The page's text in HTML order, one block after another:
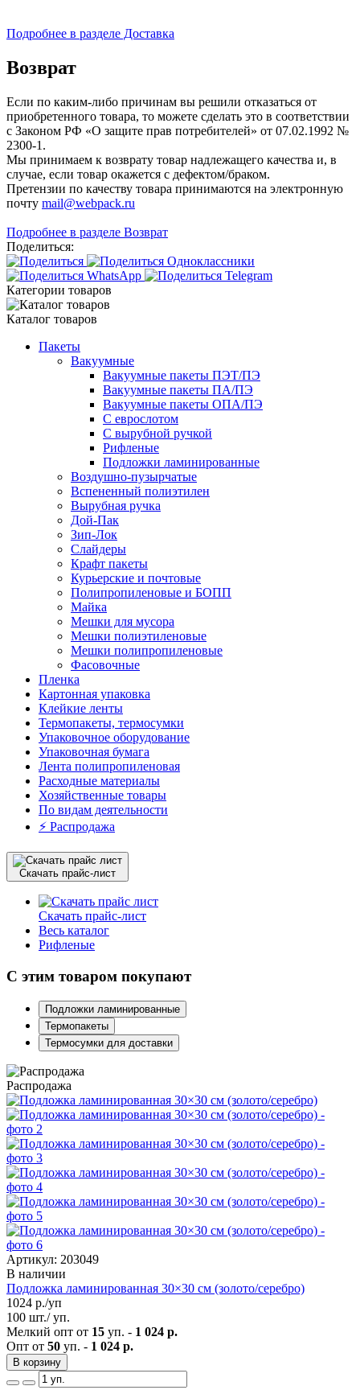
Подробнее в разделе Доставка
Возврат
Если по каким-либо причинам вы решили отказаться от
приобретенного товара, то можете сделать это в соответствии
с Законом РФ «О защите прав потребителей» от 07.02.1992 №
2300-1.
Мы принимаем к возврату товар надлежащего качества и, в
случае, если товар окажется с дефектом/браком.
Претензии по качеству товара принимаются на электронную
почту mail@webpack.ru
Подробнее в разделе Возврат
Поделиться:
Категории товаров
Каталог товаров
Пакеты
Вакуумные
Вакуумные пакеты ПЭТ/ПЭ
Вакуумные пакеты ПА/ПЭ
Вакуумные пакеты ОПА/ПЭ
С еврослотом
С вырубной ручкой
Рифленые
Подложки ламинированные
Воздушно-пузырчатые
Вспененный полиэтилен
Вырубная ручка
Дой-Пак
Зип-Лок
Слайдеры
Крафт пакеты
Курьерские и почтовые
Полипропиленовые и БОПП
Майка
Мешки для мусора
Мешки полиэтиленовые
Мешки полипропиленовые
Фасовочные
Пленка
Картонная упаковка
Клейкие ленты
Термопакеты, термосумки
Упаковочное оборудование
Упаковочная бумага
Лента полипропиленовая
Расходные материалы
Хозяйственные товары
По видам деятельности
⚡️ Распродажа
Скачать прайс-лист
Скачать прайс-лист
Весь каталог
Рифленые
С этим товаром покупают
Подложки ламинированные
Термопакеты
Термосумки для доставки
Распродажа
Артикул: 203049
В наличии
Подложка ламинированная 30×30 см (золото/серебро)
1024 р./уп
100 шт./ уп.
Мелкий опт от 15 уп. - 1 024 р.
Опт от 50 уп. - 1 024 р.
В корзину